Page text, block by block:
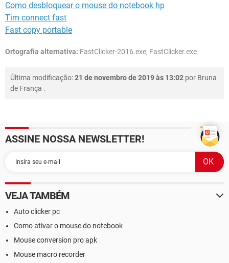
Como desbloquear o mouse do notebook hp
Tim connect fast
Fast copy portable
Ortografia alternativa: FastClicker-2016.exe, FastClicker.exe
Última modificação:21 de novembro de 2019 às 13:02 por Bruna
de França .
ASSINE NOSSA NEWSLETTER!
VEJA TAMBÉM
Auto clicker pc
Como ativar o mouse do notebook
Mouse conversion pro apk
Mouse macro recorder